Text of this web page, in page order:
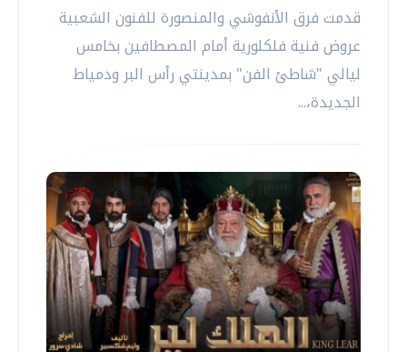
قدمت فرق الأنفوشي والمنصورة للفنون الشعبية
عروض فنية فلكلورية أمام المصطافين بخامس
ليالي "شاطئ الفن" بمدينتي رأس البر ودمياط
الجديدة،...